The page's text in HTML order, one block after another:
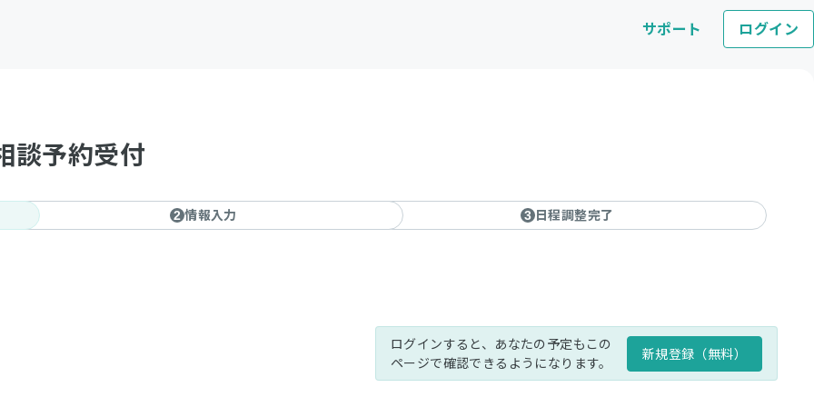
サポート ログイン
談予約受付
2 情報入力 3 日程調整完了
ログインすると、あなたの予定もこの
ページで確認できるようになります。
新規登録（無料）